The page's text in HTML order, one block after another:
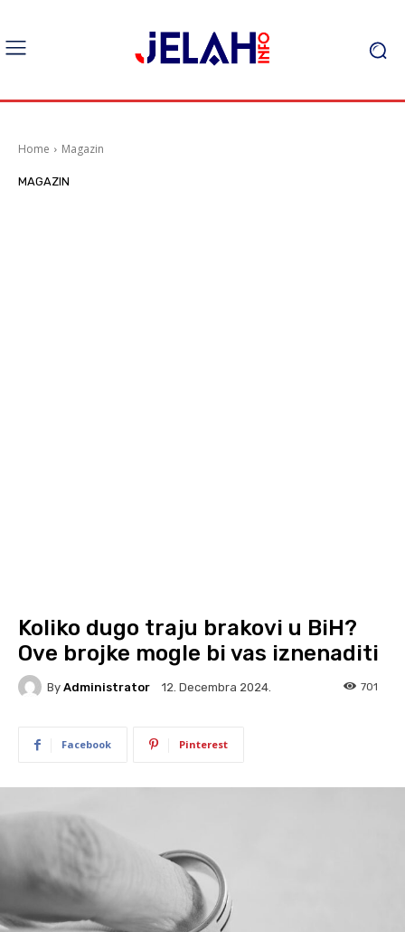
Home Magazin
MAGAZIN
Koliko dugo traju brakovi u BiH?
Ove brojke mogle bi vas iznenaditi
By Administrator 12. Decembra 2024. 701
Facebook Pinterest